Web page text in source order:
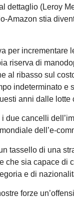
dettaglio (Leroy
Amazon stia
per incrementare
riserva di
al ribasso sul
indeterminato e
anni dalle
cancelli
dell’e-
tassello di una
che sia capace di
e di
forze